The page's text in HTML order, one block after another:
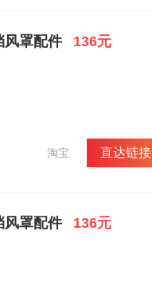
风罩配件 136元
直达链接
淘宝
风罩配件 136元